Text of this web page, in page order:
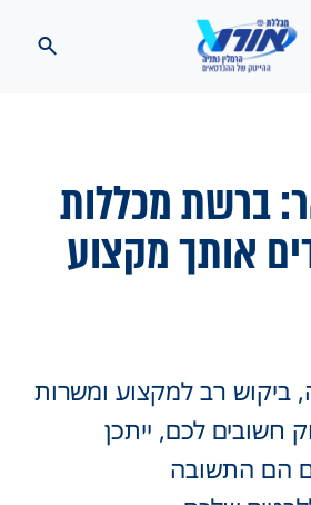
ברשת מכללות
אותך מקצוע
ביקוש רב למקצוע ומשרות
חשובים לכם, ייתכן
הם התשובה